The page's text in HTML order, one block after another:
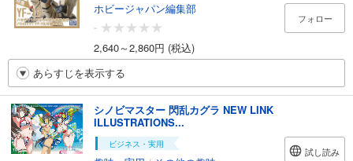
ホビージャパン編集部
-
2,640～2,860円 (税込)
フォロー
あらすじを表示する
シノビマスター 閃乱カグラ NEW LINK
ILLUSTRATIONS...
ビジネス・実用
試し読み